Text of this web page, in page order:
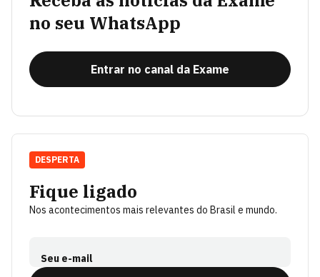
no seu WhatsApp
Entrar no canal da Exame
Fique ligado
Nos acontecimentos mais relevantes do Brasil e mundo.
Seu e-mail
DESPERTA